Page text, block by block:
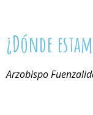
¿Dónde
Arzobispo